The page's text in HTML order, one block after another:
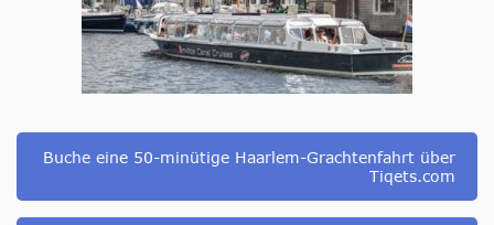
Buche eine 50-minütige Haarlem-Grachtenfahrt über
Tiqets.com